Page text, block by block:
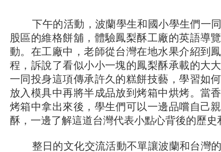
下午的活動，波蘭學生和國小學生們一同
股區的維格餅舖，體驗鳳梨酥工廠的英語導
動。在工廠中，老師從台灣在地水果介紹到
程，訴說了看似小小一塊的鳳梨酥承載的大
一同投身這項傳承許久的糕餅技藝，學習如
放入模具中再將半成品放到烤箱中烘烤。當
烤箱中拿出來後，學生們可以一邊品嚐自己
酥，一邊了解這道台灣代表小點心背後的歷史
整日的文化交流活動不單讓波蘭和台灣的